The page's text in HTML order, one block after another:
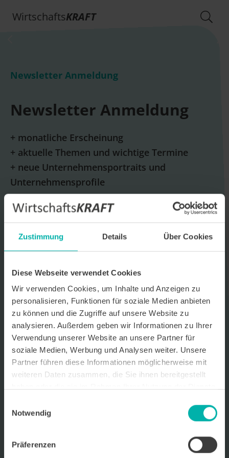
Zustimmung Details Über Cookies
Diese Webseite verwendet Cookies
Wir verwenden Cookies, um Inhalte und Anzeigen zu
personalisieren, Funktionen für soziale Medien anbieten
zu können und die Zugriffe auf unsere Website zu
analysieren. Außerdem geben wir Informationen zu Ihrer
Verwendung unserer Website an unsere Partner für
soziale Medien, Werbung und Analysen weiter. Unsere
Partner führen diese Informationen möglicherweise mit
weiteren Daten zusammen, die Sie ihnen bereitgestellt
Notwendig
Präferenzen
WirtschaftsKRAFT
Newsletter Anmeldung
Newsletter Anmeldung
+ monatliche Erscheinung
+ aktuelle Themen und wichtige Termine
+ neue Unternehmensportraits und
Unternehmensprofile
E-Mail *
WirtschaftsKRAFT der INFO - Das Magazin Pforzheim GmbH
erhalte. Um die Inhalte des Newsletters besser auf meine
persönlichen Interessen auszurichten, stimme ich außerdem zu,
hierfür mein personenbezogenes Nutzungsverhalten des
Newsletters zu erfassen und auszuwerten. Der Newsletter enthält
begleitende Werbeinformationen zu Produkten und
Dienstleistungen lokal ansässiger Werbekunden. Ich kann meine
Einwilligung jederzeit kostenfrei für die Zukunft durch den in jedem
Newsletter enthaltenen Abmeldelink oder per E-Mail an info@info-
pforzheim.de widerrufen. Meine E-Mail-Adresse wird ausschließlich
zur Zustellung des Newsletters genutzt. Detaillierte Informationen
zum Umgang mit Ihren Daten und der von uns eingesetzten
Newsletter-Software Cleverreach finden Sie in unserer
Datenschutzerklärung.